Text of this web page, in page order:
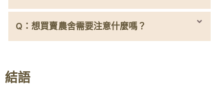
Q：想買賣農舍需要注意什麼嗎？
結語